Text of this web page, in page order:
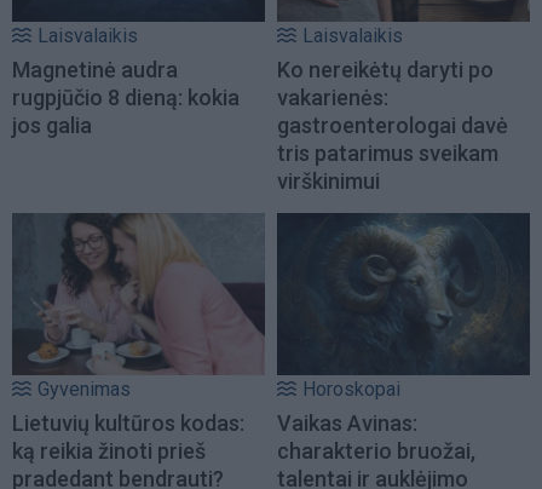
Laisvalaikis
Magnetinė audra
rugpjūčio 8 dieną: kokia
jos galia
Laisvalaikis
Ko nereikėtų daryti po
vakarienės:
gastroenterologai davė
tris patarimus sveikam
virškinimui
Gyvenimas
Lietuvių kultūros kodas:
ką reikia žinoti prieš
pradedant bendrauti?
Horoskopai
Vaikas Avinas:
charakterio bruožai,
talentai ir auklėjimo